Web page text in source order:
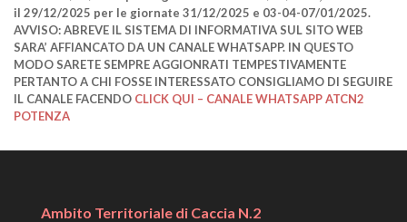
il 29/12/2025 per le giornate 31/12/2025 e 03-04-07/01/2025.
AVVISO: ABREVE IL SISTEMA DI INFORMATIVA SUL SITO WEB
SARA’ AFFIANCATO DA UN CANALE WHATSAPP. IN QUESTO
MODO SARETE SEMPRE AGGIONRATI TEMPESTIVAMENTE
PERTANTO A CHI FOSSE INTERESSATO CONSIGLIAMO DI SEGUIRE
IL CANALE FACENDO CLICK QUI – CANALE WHATSAPP ATCN2
POTENZA
Ambito Territoriale di Caccia N.2